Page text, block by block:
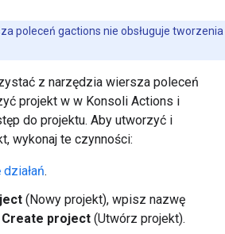
poleceń gactions nie obsługuje tworzenia
z narzędzia wiersza poleceń
projekt w w Konsoli Actions i
do projektu. Aby utworzyć i
wykonaj te czynności:
.
(Nowy projekt), wpisz nazwę
Create project (Utwórz projekt).